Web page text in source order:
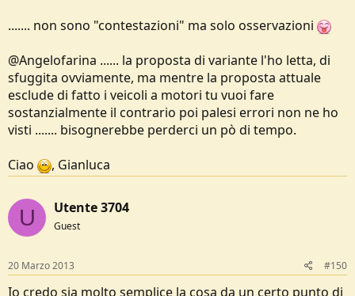
....... non sono "contestazioni" ma solo osservazioni
@Angelofarina ...... la proposta di variante l'ho letta, di
sfuggita ovviamente, ma mentre la proposta attuale
esclude di fatto i veicoli a motori tu vuoi fare
sostanzialmente il contrario poi palesi errori non ne ho
visti ....... bisognerebbe perderci un pò di tempo.
Ciao
, Gianluca
U Utente 3704
Guest
20 Marzo 2013 #150
Io credo sia molto semplice la cosa da un certo punto di